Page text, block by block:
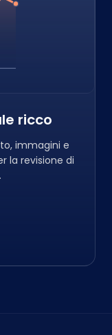
ricco
immagini e
la revisione di